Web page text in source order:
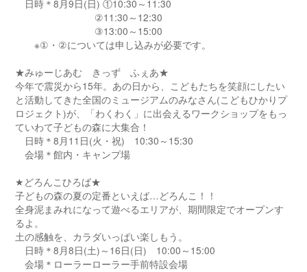
日時＊8月9日(日) ①10:30～11:30
②11:30～12:30
③13:00～15:00
※①・②については申し込みが必要です。
★みゅーじあむ きっず ふぇあ★
今年で震災から15年。あの日から、こどもたちを笑顔にしたい
と活動してきた全国のミュージアムのみなさん(こどもひかりプ
ロジェクト)が、「わくわく」に出会えるワークショップをもっ
ていわて子どもの森に大集合！
日時＊8月11日(火・祝) 10:30～15:30
会場＊館内・キャンプ場
★どろんこひろば★
子どもの森の夏の定番といえば…どろんこ！！
全身泥まみれになって遊べるエリアが、期間限定でオープンす
るよ。
土の感触を、カラダいっぱい楽しもう。
日時＊8月8日(土)～16日(日) 10:00～15:00
会場＊ローラーローラー手前特設会場